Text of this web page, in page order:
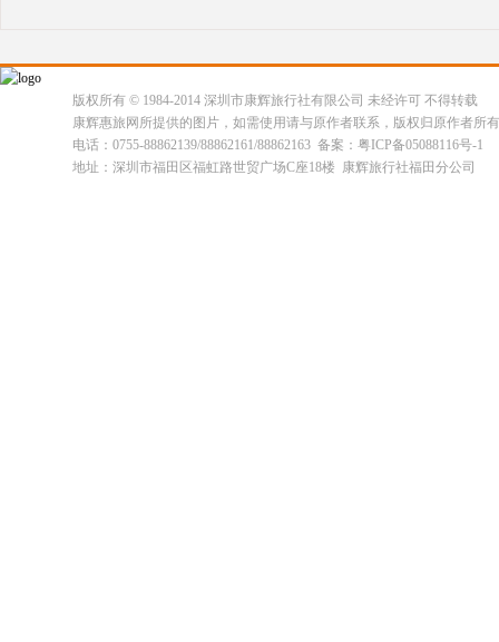
版权所有 © 1984-2014 深圳市康辉旅行社有限公司 未经许可 不得转载
康辉惠旅网所提供的图片，如需使用请与原作者联系，版权归原作者所
电话：0755-88862139/88862161/88862163 备案：粤ICP备05088116号-1
地址：深圳市福田区福虹路世贸广场C座18楼 康辉旅行社福田分公司